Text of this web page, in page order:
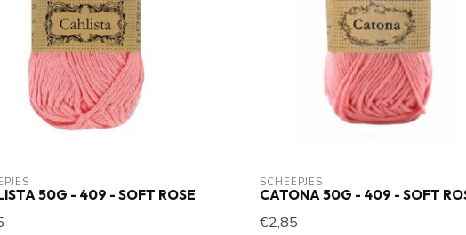
50G - 409 - SOFT ROSE
SCHEEPJES
CATONA 50G - 409 - SOFT
€2,85